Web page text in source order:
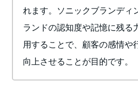
れます。ソニックブランディ
ランドの認知度や記憶に残
用することで、顧客の感情や
向上させることが目的です。